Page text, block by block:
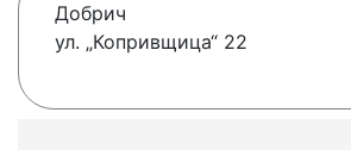
Добрич
ул. „Копривщица“ 22